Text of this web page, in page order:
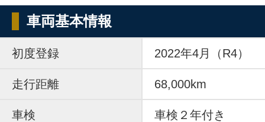
車両基本情報
初度登録 2022年4月（R4）
走行距離 68,000km
車検 車検２年付き